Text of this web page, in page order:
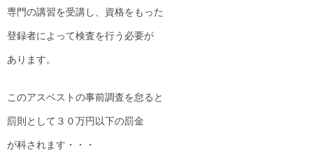
専門の講習を受講し、資格をもった
登録者によって検査を行う必要が
あります。
このアスベストの事前調査を怠ると
罰則として３０万円以下の罰金
が科されます・・・